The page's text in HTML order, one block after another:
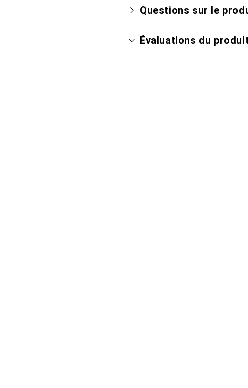
Questions sur le
Évaluations du